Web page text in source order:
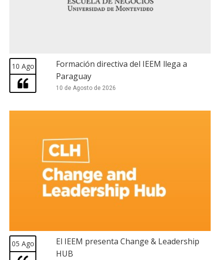
10 Ago
Formación directiva del IEEM llega a
Paraguay
10 de Agosto de 2026
05 Ago
El IEEM presenta Change & Leadership
HUB